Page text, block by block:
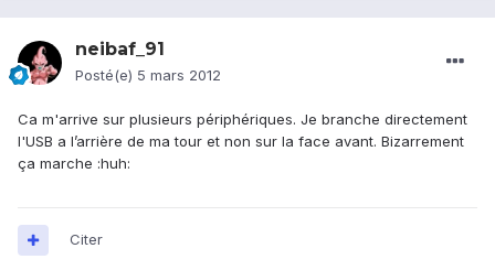
neibaf_91
Posté(e) 5 mars 2012
Ca m'arrive sur plusieurs périphériques. Je branche directement
l'USB a l’arrière de ma tour et non sur la face avant. Bizarrement
ça marche :huh:
Citer